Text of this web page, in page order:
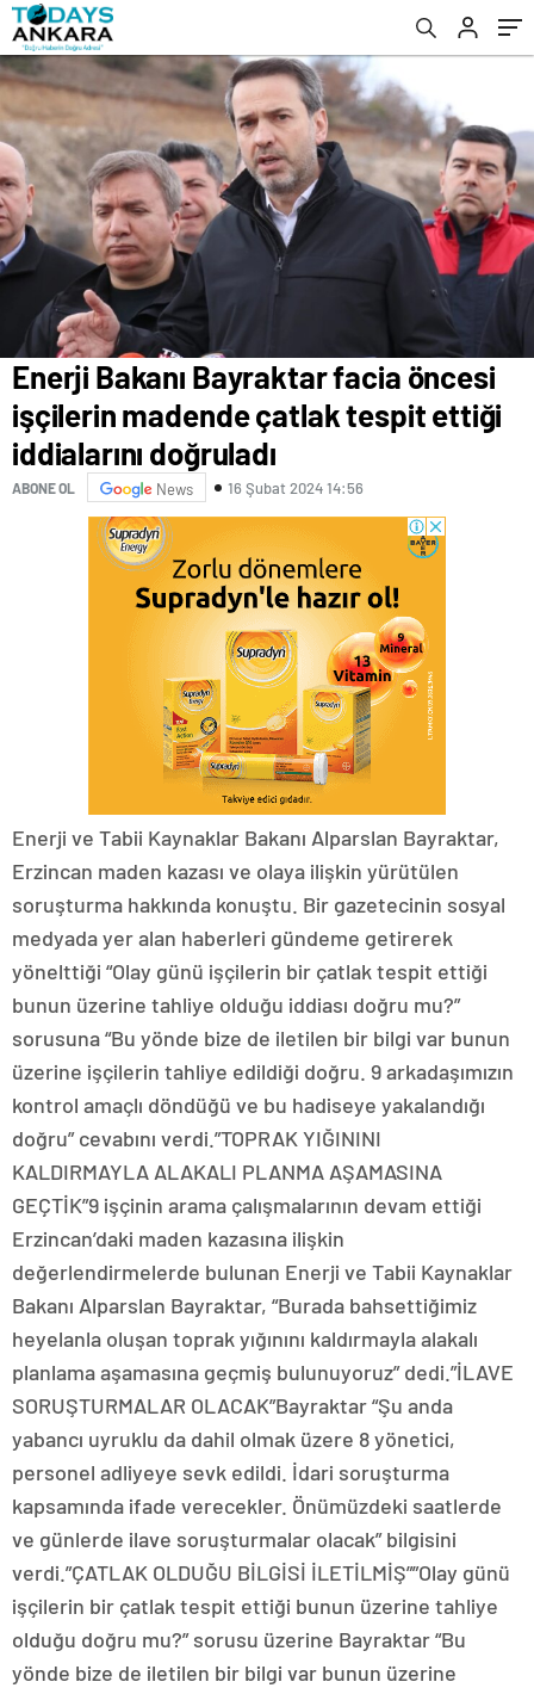
doğruladı
Enerji Bakanı Bayraktar facia öncesi
işçilerin madende çatlak tespit ettiği
iddialarını doğruladı
ABONE OL News 16 Şubat 2024 14:56
Enerji ve Tabii Kaynaklar Bakanı Alparslan Bayraktar,
Erzincan maden kazası ve olaya ilişkin yürütülen
soruşturma hakkında konuştu. Bir gazetecinin sosyal
medyada yer alan haberleri gündeme getirerek
yönelttiği “Olay günü işçilerin bir çatlak tespit ettiği
bunun üzerine tahliye olduğu iddiası doğru mu?”
sorusuna “Bu yönde bize de iletilen bir bilgi var bunun
üzerine işçilerin tahliye edildiği doğru. 9 arkadaşımızın
kontrol amaçlı döndüğü ve bu hadiseye yakalandığı
doğru” cevabını verdi.”TOPRAK YIĞININI
KALDIRMAYLA ALAKALI PLANMA AŞAMASINA
GEÇTİK”9 işçinin arama çalışmalarının devam ettiği
Erzincan’daki maden kazasına ilişkin
değerlendirmelerde bulunan Enerji ve Tabii Kaynaklar
Bakanı Alparslan Bayraktar, “Burada bahsettiğimiz
heyelanla oluşan toprak yığınını kaldırmayla alakalı
planlama aşamasına geçmiş bulunuyoruz” dedi.”İLAVE
SORUŞTURMALAR OLACAK”Bayraktar “Şu anda
yabancı uyruklu da dahil olmak üzere 8 yönetici,
personel adliyeye sevk edildi. İdari soruşturma
kapsamında ifade verecekler. Önümüzdeki saatlerde
ve günlerde ilave soruşturmalar olacak” bilgisini
verdi.”ÇATLAK OLDUĞU BİLGİSİ İLETİLMİŞ””Olay günü
işçilerin bir çatlak tespit ettiği bunun üzerine tahliye
olduğu doğru mu?” sorusu üzerine Bayraktar “Bu
yönde bize de iletilen bir bilgi var bunun üzerine